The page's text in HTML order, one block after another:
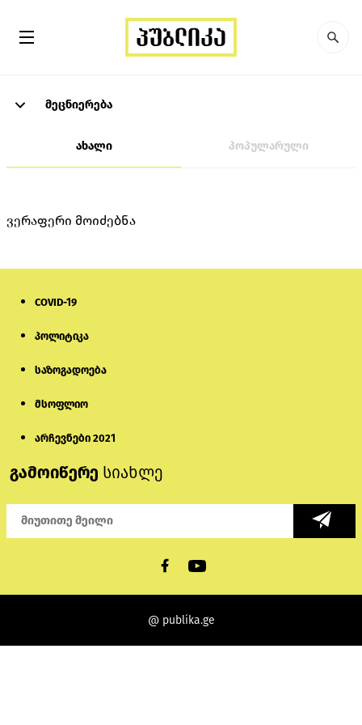
მეცნიერება
ახალი პოპულარული
ვერაფერი მოიძებნა
COVID-19
პოლიტიკა
საზოგადოება
მსოფლიო
არჩევნები 2021
გამოიწერე სიახლე
@ publika.ge